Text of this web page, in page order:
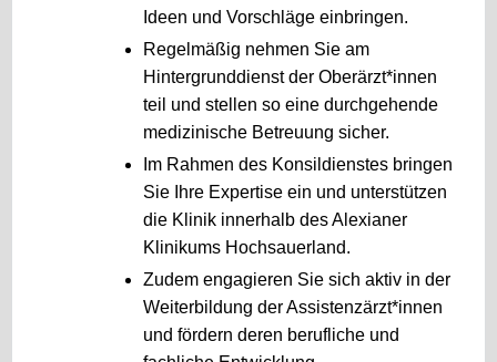
Ideen und Vorschläge einbringen.
Regelmäßig nehmen Sie am
Hintergrunddienst der Oberärzt*innen
teil und stellen so eine durchgehende
medizinische Betreuung sicher.
Im Rahmen des Konsildienstes bringen
Sie Ihre Expertise ein und unterstützen
die Klinik innerhalb des Alexianer
Klinikums Hochsauerland.
Zudem engagieren Sie sich aktiv in der
Weiterbildung der Assistenzärzt*innen
und fördern deren berufliche und